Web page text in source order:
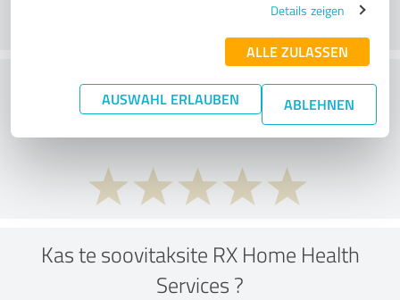
Details zeigen
ALLE ZULASSEN
AUSWAHL ERLAUBEN ABLEHNEN
What do you think of the price to
performance ratio?
Kas te soovitaksite RX Home Health
Services ?